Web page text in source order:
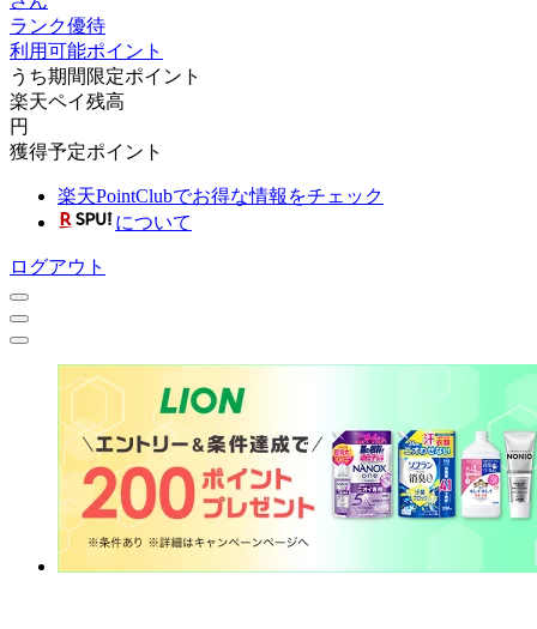
ランク優待
利用可能ポイント
うち期間限定ポイント
楽天ペイ残高
円
獲得予定ポイント
楽天PointClubでお得な情報をチェック
について
ログアウト